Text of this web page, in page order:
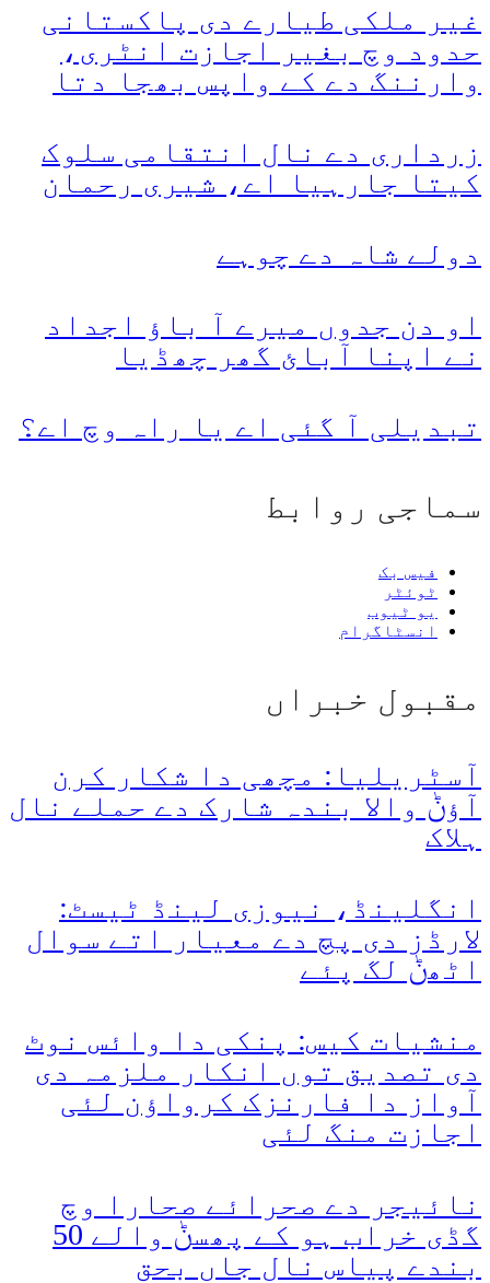
غیر ملکی طیارے دی پاکستانی
حدود وچ بغیر اجازت انٹری،
وارننگ دے کے واپس بھجا دتا
زرداری دے نال انتقامی سلوک
کیتا جارہیا اے، شیری رحمان
دولے شاہ دے چوہے
او دن جدوں میرے آ باؤ اجداد
نے اپنا آبائ گھر چھڈیا
تبدیلی آ گئی اے یا راہ وچ اے؟
سماجی روابط
فیس بک
ٹوئٹر
یو ٹیوب
انسٹاگرام
مقبول خبراں
آسٹریلیا: مچھی دا شکار کرن
آؤݨ والا بندہ شارک دے حملے نال
ہلاک
انگلینڈ، نیوزی لینڈ ٹیسٹ:
لارڈز دی پچ دے معیار اتے سوال
اٹھݨ لگ پئے
منشیات کیس: پنکی دا وائس نوٹ
دی تصدیق توں انکار ملزمہ دی
آواز دا فارنزک کرواؤن لئی
اجازت منگ لئی
نائیجر دے صحرائے صحارا وچ
گڈی خراب ہو کے پھسݨ والے 50
بندے پیاس نال جاں بحق